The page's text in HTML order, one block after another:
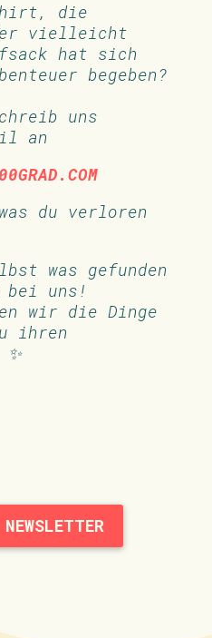
die
vielleicht
hat sich
begeben?
uns
an
du verloren
was gefunden
bei uns!
wir die Dinge
ihren
NEWSLETTER